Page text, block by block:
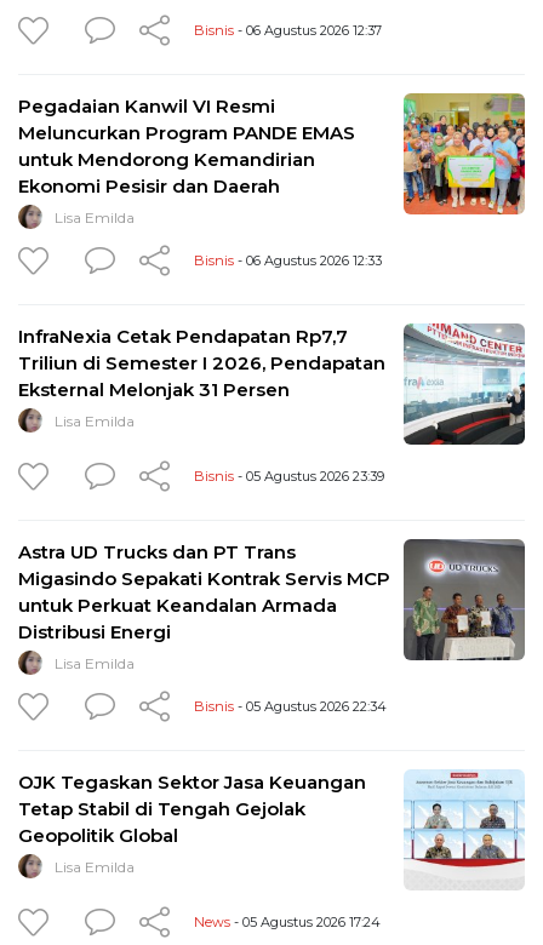
Bisnis - 06 Agustus 2026 12:37
Pegadaian Kanwil VI Resmi
Meluncurkan Program PANDE EMAS
untuk Mendorong Kemandirian
Ekonomi Pesisir dan Daerah
Lisa Emilda
Bisnis - 06 Agustus 2026 12:33
InfraNexia Cetak Pendapatan Rp7,7
Triliun di Semester I 2026, Pendapatan
Eksternal Melonjak 31 Persen
Lisa Emilda
Bisnis - 05 Agustus 2026 23:39
Astra UD Trucks dan PT Trans
Migasindo Sepakati Kontrak Servis MCP
untuk Perkuat Keandalan Armada
Distribusi Energi
Lisa Emilda
Bisnis - 05 Agustus 2026 22:34
OJK Tegaskan Sektor Jasa Keuangan
Tetap Stabil di Tengah Gejolak
Geopolitik Global
Lisa Emilda
News - 05 Agustus 2026 17:24